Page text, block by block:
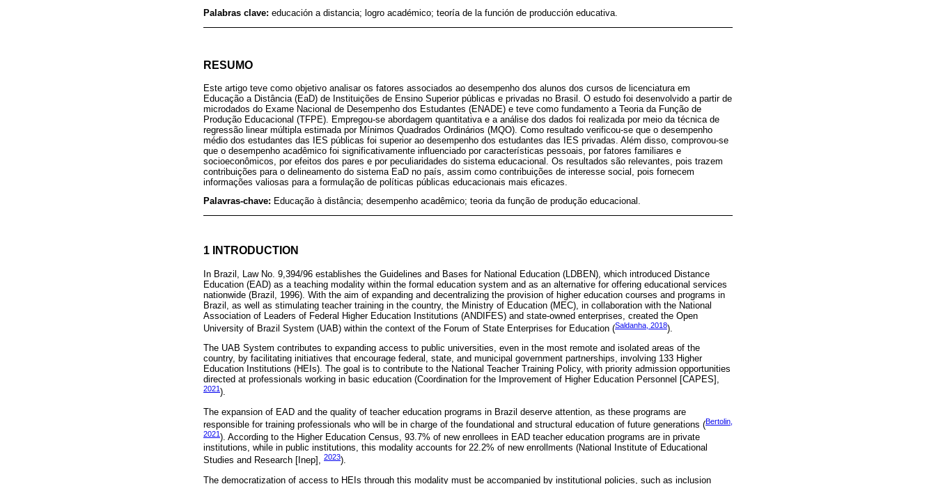
Palabras clave: educación a distancia; logro académico; teoría de la función de producción educativa.
RESUMO
Este artigo teve como objetivo analisar os fatores associados ao desempenho dos alunos dos cursos de licenciatura em
Educação a Distância (EaD) de Instituições de Ensino Superior públicas e privadas no Brasil. O estudo foi desenvolvido a partir de
microdados do Exame Nacional de Desempenho dos Estudantes (ENADE) e teve como fundamento a Teoria da Função de
Produção Educacional (TFPE). Empregou-se abordagem quantitativa e a análise dos dados foi realizada por meio da técnica de
regressão linear múltipla estimada por Mínimos Quadrados Ordinários (MQO). Como resultado verificou-se que o desempenho
médio dos estudantes das IES públicas foi superior ao desempenho dos estudantes das IES privadas. Além disso, comprovou-se
que o desempenho acadêmico foi significativamente influenciado por características pessoais, por fatores familiares e
socioeconômicos, por efeitos dos pares e por peculiaridades do sistema educacional. Os resultados são relevantes, pois trazem
contribuições para o delineamento do sistema EaD no país, assim como contribuições de interesse social, pois fornecem
informações valiosas para a formulação de políticas públicas educacionais mais eficazes.
Palavras-chave: Educação à distância; desempenho acadêmico; teoria da função de produção educacional.
1 INTRODUCTION
In Brazil, Law No. 9,394/96 establishes the Guidelines and Bases for National Education (LDBEN), which introduced Distance
Education (EAD) as a teaching modality within the formal education system and as an alternative for offering educational services
nationwide (Brazil, 1996). With the aim of expanding and decentralizing the provision of higher education courses and programs in
Brazil, as well as stimulating teacher training in the country, the Ministry of Education (MEC), in collaboration with the National
Association of Leaders of Federal Higher Education Institutions (ANDIFES) and state-owned enterprises, created the Open
University of Brazil System (UAB) within the context of the Forum of State Enterprises for Education (Saldanha, 2018).
The UAB System contributes to expanding access to public universities, even in the most remote and isolated areas of the
country, by facilitating initiatives that encourage federal, state, and municipal government partnerships, involving 133 Higher
Education Institutions (HEIs). The goal is to contribute to the National Teacher Training Policy, with priority admission opportunities
directed at professionals working in basic education (Coordination for the Improvement of Higher Education Personnel [CAPES],
2021).
The expansion of EAD and the quality of teacher education programs in Brazil deserve attention, as these programs are
responsible for training professionals who will be in charge of the foundational and structural education of future generations (Bertolin,
2021). According to the Higher Education Census, 93.7% of new enrollees in EAD teacher education programs are in private
institutions, while in public institutions, this modality accounts for 22.2% of new enrollments (National Institute of Educational
Studies and Research [Inep], 2023).
The democratization of access to HEIs through this modality must be accompanied by institutional policies, such as inclusion